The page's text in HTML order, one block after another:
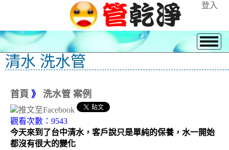
登入
清水 洗水管
首頁 》 洗水管 案例
觀看次數：9543
今天來到了台中清水，客戶說只是單純的保養，水一開始
都沒有很大的變化